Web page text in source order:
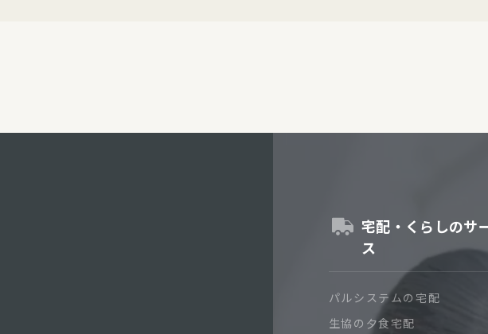
宅配・くらしのサ
ス
パルシステムの宅配
生協の夕食宅配